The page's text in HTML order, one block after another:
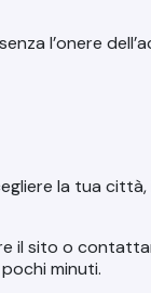
l’onere
la tua
il sito o
minuti.